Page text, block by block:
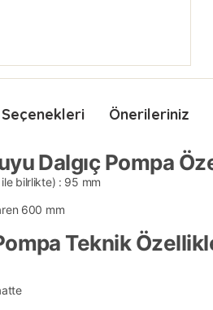
Önerileriniz
Dalgıç Pompa
ile bilrlikte) : 95 mm
600 mm
Teknik